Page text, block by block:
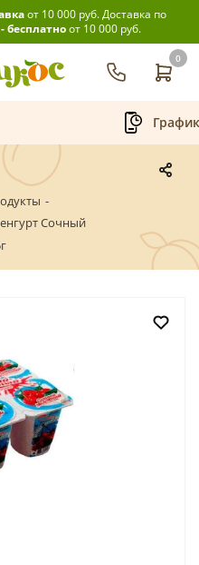
от 10 000 руб.Доставка по
бесплатноот 10 000 руб.
0
-
Сочный